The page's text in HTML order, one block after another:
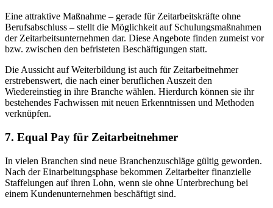
Eine attraktive Maßnahme – gerade für Zeitarbeitskräfte ohne
Berufsabschluss – stellt die Möglichkeit auf Schulungsmaßnahmen
der Zeitarbeitsunternehmen dar. Diese Angebote finden zumeist vor
bzw. zwischen den befristeten Beschäftigungen statt.
Die Aussicht auf Weiterbildung ist auch für Zeitarbeitnehmer
erstrebenswert, die nach einer beruflichen Auszeit den
Wiedereinstieg in ihre Branche wählen. Hierdurch können sie ihr
bestehendes Fachwissen mit neuen Erkenntnissen und Methoden
verknüpfen.
7. Equal Pay für Zeitarbeitnehmer
In vielen Branchen sind neue Branchenzuschläge gültig geworden.
Nach der Einarbeitungsphase bekommen Zeitarbeiter finanzielle
Staffelungen auf ihren Lohn, wenn sie ohne Unterbrechung bei
einem Kundenunternehmen beschäftigt sind.